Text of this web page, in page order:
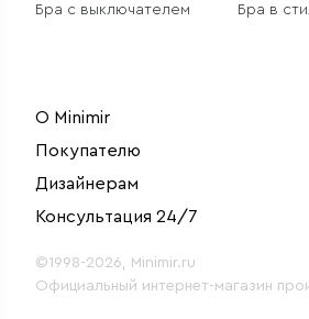
Бра с выключателем Бра в
О Minimir
Покупателю
Дизайнерам
Консультация 24/7
©1998-2026, Minimir.ru
Официальный интернет-магазин